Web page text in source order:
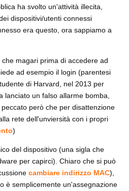
ha svolto un'attività illecita,
dispositivi/utenti connessi
era questo, ora sappiamo a
magari prima di accedere ad
ad esempio il login (parentesi
di Harvard, nel 2013 per
lanciato un falso allarme bomba,
però che per disattenzione
rete dell'unviersità con i propri
)
del dispositivo (una sigla che
per capirci). Chiaro che si può
cambiare indirizzo MAC),
è semplicemente un'assegnazione